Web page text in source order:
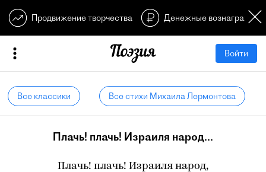
Продвижение творчества Денежные
Войти
Все классики Все стихи Михаила Лермонтова
Плачь! плачь! Израиля народ...
Плачь! плачь! Израиля народ,